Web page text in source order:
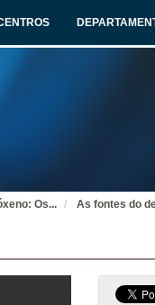
Os... As fontes do